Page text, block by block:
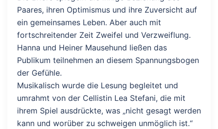
Paares, ihren Optimismus und ihre Zuversicht auf
ein gemeinsames Leben. Aber auch mit
fortschreitender Zeit Zweifel und Verzweiflung.
Hanna und Heiner Mausehund ließen das
Publikum teilnehmen an diesem Spannungsbogen
der Gefühle.
Musikalisch wurde die Lesung begleitet und
umrahmt von der Cellistin Lea Stefani, die mit
ihrem Spiel ausdrückte, was „nicht gesagt werden
kann und worüber zu schweigen unmöglich ist.“